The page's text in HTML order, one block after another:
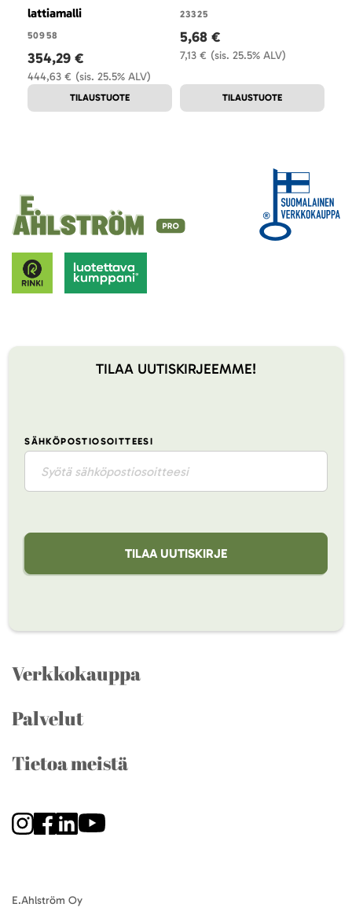
lattiamalli
50958
(sis. 25.5% ALV)
444,63 €
354,29 €
TILAUSTUOTE
23325
(sis. 25.5% ALV)
7,13 €
5,68 €
TILAUSTUOTE
TILAA UUTISKIRJEEMME!
SÄHKÖPOSTIOSOITTEESI
TILAA UUTISKIRJE
Verkkokauppa
Palvelut
Tietoa meistä
E.Ahlström Oy